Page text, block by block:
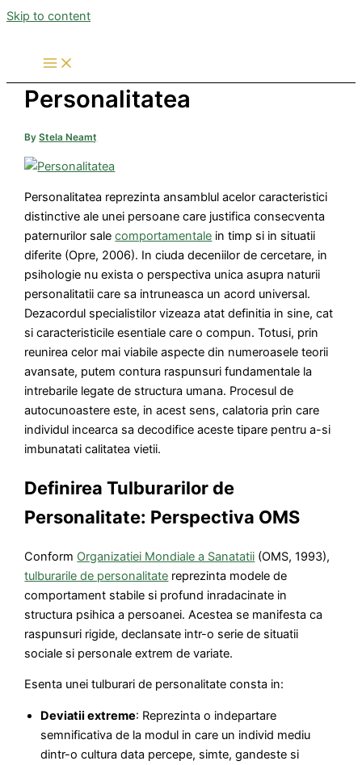
Skip to content
Personalitatea
ByStela Neamț
Personalitatea reprezinta ansamblul acelor caracteristici
distinctive ale unei persoane care justifica consecventa
paternurilor salecomportamentale in timp si in situatii
diferite (Opre, 2006). In ciuda deceniilor de cercetare, in
psihologie nu exista o perspectiva unica asupra naturii
personalitatii care sa intruneasca un acord universal.
Dezacordul specialistilor vizeaza atat definitia in sine, cat
si caracteristicile esentiale care o compun. Totusi, prin
reunirea celor mai viabile aspecte din numeroasele teorii
avansate, putem contura raspunsuri fundamentale la
intrebarile legate de structura umana. Procesul de
autocunoastere este, in acest sens, calatoria prin care
individul incearca sa decodifice aceste tipare pentru a-si
imbunatati calitatea vietii.
Definirea Tulburarilor de
Personalitate: Perspectiva OMS
Conform Organizatiei Mondiale a Sanatatii (OMS, 1993),
tulburarile de personalitate reprezinta modele de
comportament stabile si profund inradacinate in
structura psihica a persoanei. Acestea se manifesta ca
raspunsuri rigide, declansate intr-o serie de situatii
sociale si personale extrem de variate.
Esenta unei tulburari de personalitate consta in:
Deviatii extreme: Reprezinta o indepartare
semnificativa de la modul in care un individ mediu
dintr-o cultura data percepe, simte, gandeste si